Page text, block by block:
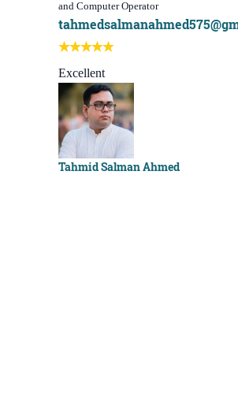
and Computer Operator
Excellent
Tahmid Salman Ahmed